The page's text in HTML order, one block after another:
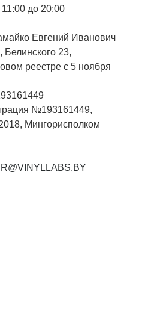
до 20:00
Евгений Иванович
Белинского 23,
реестре с 5 ноября
№193161449,
Мингорисполком